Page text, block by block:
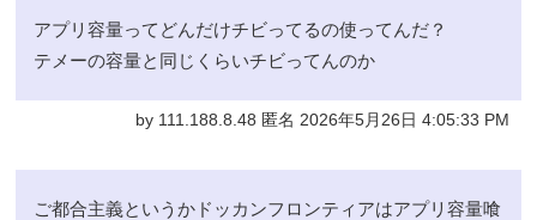
アプリ容量ってどんだけチビってるの使ってんだ？
テメーの容量と同じくらいチビってんのか
by 111.188.8.48 匿名 2026年5月26日 4:05:33 PM
ご都合主義というかドッカンフロンティアはアプリ容量喰